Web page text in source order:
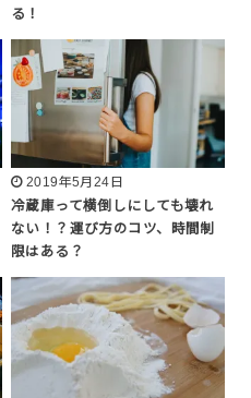
る！
2019年5月24日
冷蔵庫って横倒しにしても壊れ
ない！？運び方のコツ、時間制
限はある？